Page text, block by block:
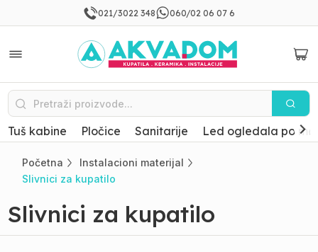
021/3022 348 060/02 06 07 6
Tuš kabine Pločice Sanitarije Led ogledala po
Početna
Instalacioni materijal
Slivnici za kupatilo
Slivnici za kupatilo